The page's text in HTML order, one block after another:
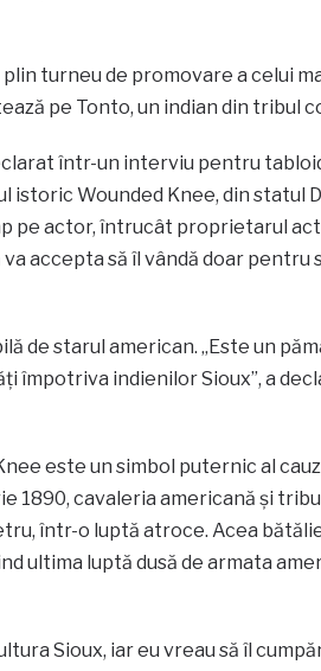
turneu de promovare a celui
pe Tonto, un indian din tribul
într-un interviu pentru
istoric Wounded Knee, din statul
pe actor, întrucât proprietarul
accepta să îl vândă doar pentru
de starul american. „Este un
împotriva indienilor Sioux”, a
este un simbol puternic al
1890, cavaleria americană şi
într-o luptă atroce. Acea
ultima luptă dusă de armata
Sioux, iar eu vreau să îl cumpăr